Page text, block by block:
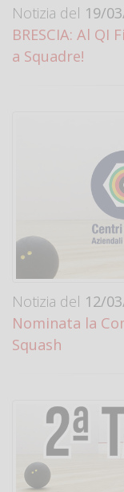
Notizia del 19/
BRESCIA: Al QI
a Squadre!
Notizia del 12/
Nominata la
Squash